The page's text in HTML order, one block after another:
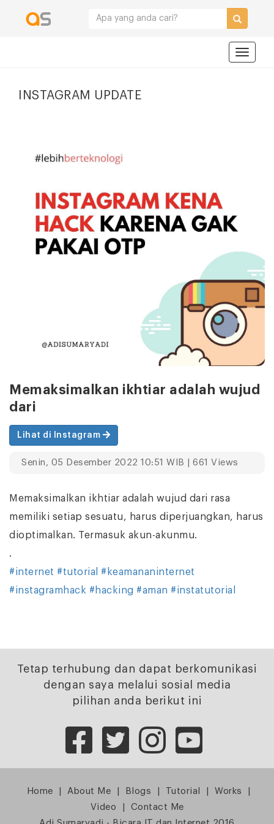
INSTAGRAM UPDATE
Memaksimalkan ikhtiar adalah wujud
dari
Lihat di Instagram
Senin, 05 Desember 2022 10:51 WIB | 661 Views
Memaksimalkan ikhtiar adalah wujud dari rasa
memiliki setiap sesuatu, harus diperjuangkan, harus
dioptimalkan. Termasuk akun-akunmu.
.
#internet #tutorial
#keamananinternet
#instagramhack #hacking #aman #instatutorial
Tetap terhubung dan dapat berkomunikasi
dengan saya melalui sosial media
pilihan anda berikut ini
Home About Me Blogs Tutorial Works
Video
Contact Me